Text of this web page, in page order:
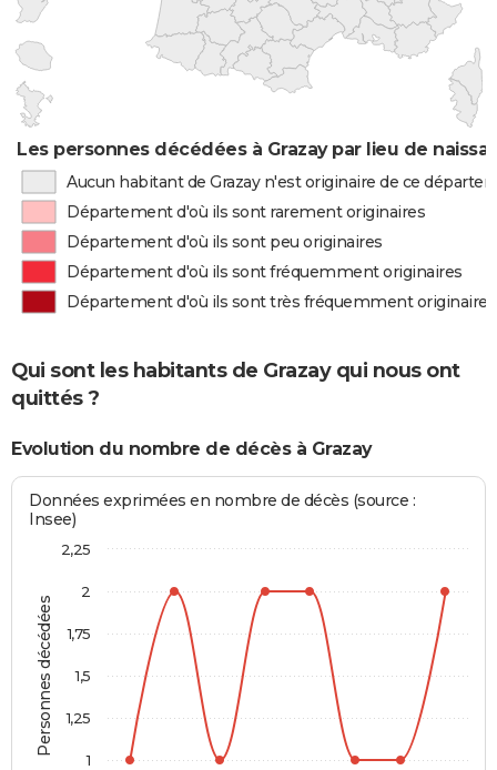
Les personnes décédées à Grazay par lieu de
Aucun habitant de Grazay n'est originaire de ce
Département d'où ils sont rarement originaires
Département d'où ils sont peu originaires
Département d'où ils sont fréquemment originaires
Département d'où ils sont très fréquemment originaires
Qui sont les habitants de Grazay qui nous ont
quittés ?
Evolution du nombre de décès à Grazay
Personnes décédées
Données exprimées en nombre de décès (source :
Insee)
1
1,25
1,5
1,75
2
2,25